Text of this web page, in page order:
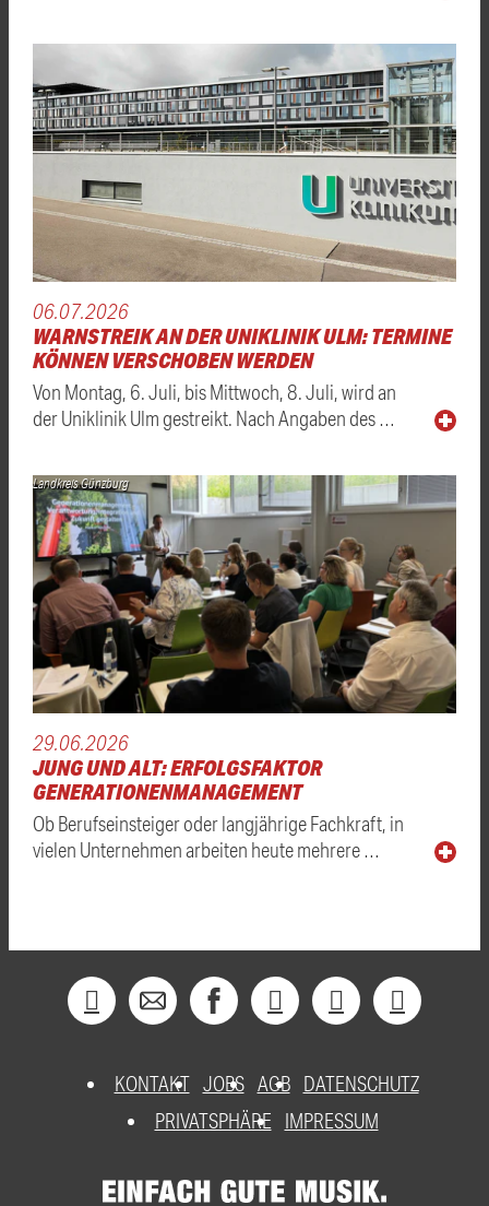
06.07.2026
WARNSTREIK AN DER UNIKLINIK ULM: TERMINE
KÖNNEN VERSCHOBEN WERDEN
Von Montag, 6. Juli, bis Mittwoch, 8. Juli, wird an
der Uniklinik Ulm gestreikt. Nach Angaben des …
Landkreis Günzburg
29.06.2026
JUNG UND ALT: ERFOLGSFAKTOR
GENERATIONENMANAGEMENT
Ob Berufseinsteiger oder langjährige Fachkraft, in
vielen Unternehmen arbeiten heute mehrere …
KONTAKT JOBS AGB DATENSCHUTZ
PRIVATSPHÄRE
IMPRESSUM